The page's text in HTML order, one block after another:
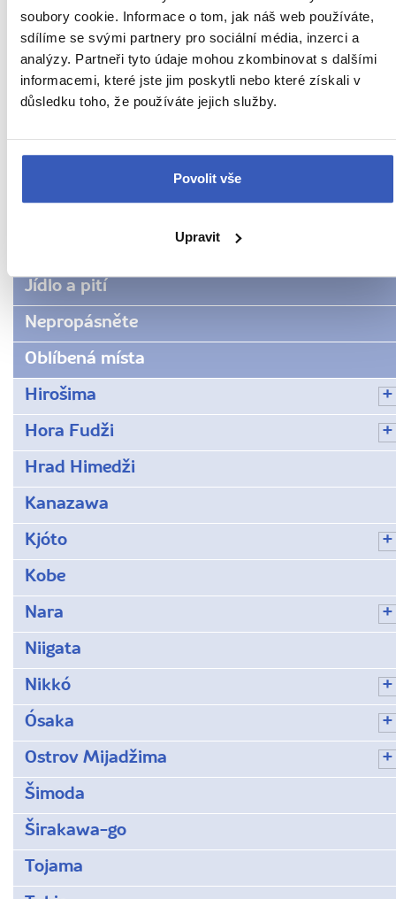
soubory cookie. Informace o tom, jak náš web používáte,
sdílíme se svými partnery pro sociální média, inzerci a
analýzy. Partneři tyto údaje mohou zkombinovat s dalšími
informacemi, které jste jim poskytli nebo které získali v
důsledku toho, že používáte jejich služby.
Povolit vše
Upravit
5270 přečtení
Další cestovatelská inspirace
www.radynacestu.cz/magazin/plavba-
sumide/
Jídlo a pití
Nepropásněte
Oblíbená místa
Hirošima
Hora Fudži
Hrad Himedži
Kanazawa
Kjóto
Kobe
Nara
Niigata
Nikkó
Ósaka
Ostrov Mijadžima
Šimoda
Širakawa-go
Tojama